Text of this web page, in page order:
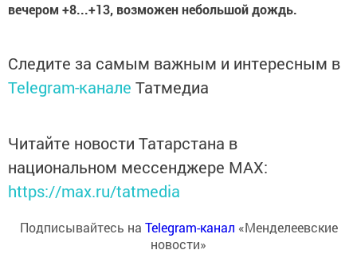
вечером +8...+13, возможен небольшой дождь.
Следите за самым важным и интересным в
Telegram-канале Татмедиа
Читайте новости Татарстана в
национальном мессенджере MАХ:
https://max.ru/tatmedia
Подписывайтесь на Telegram-канал «Менделеевские
новости»